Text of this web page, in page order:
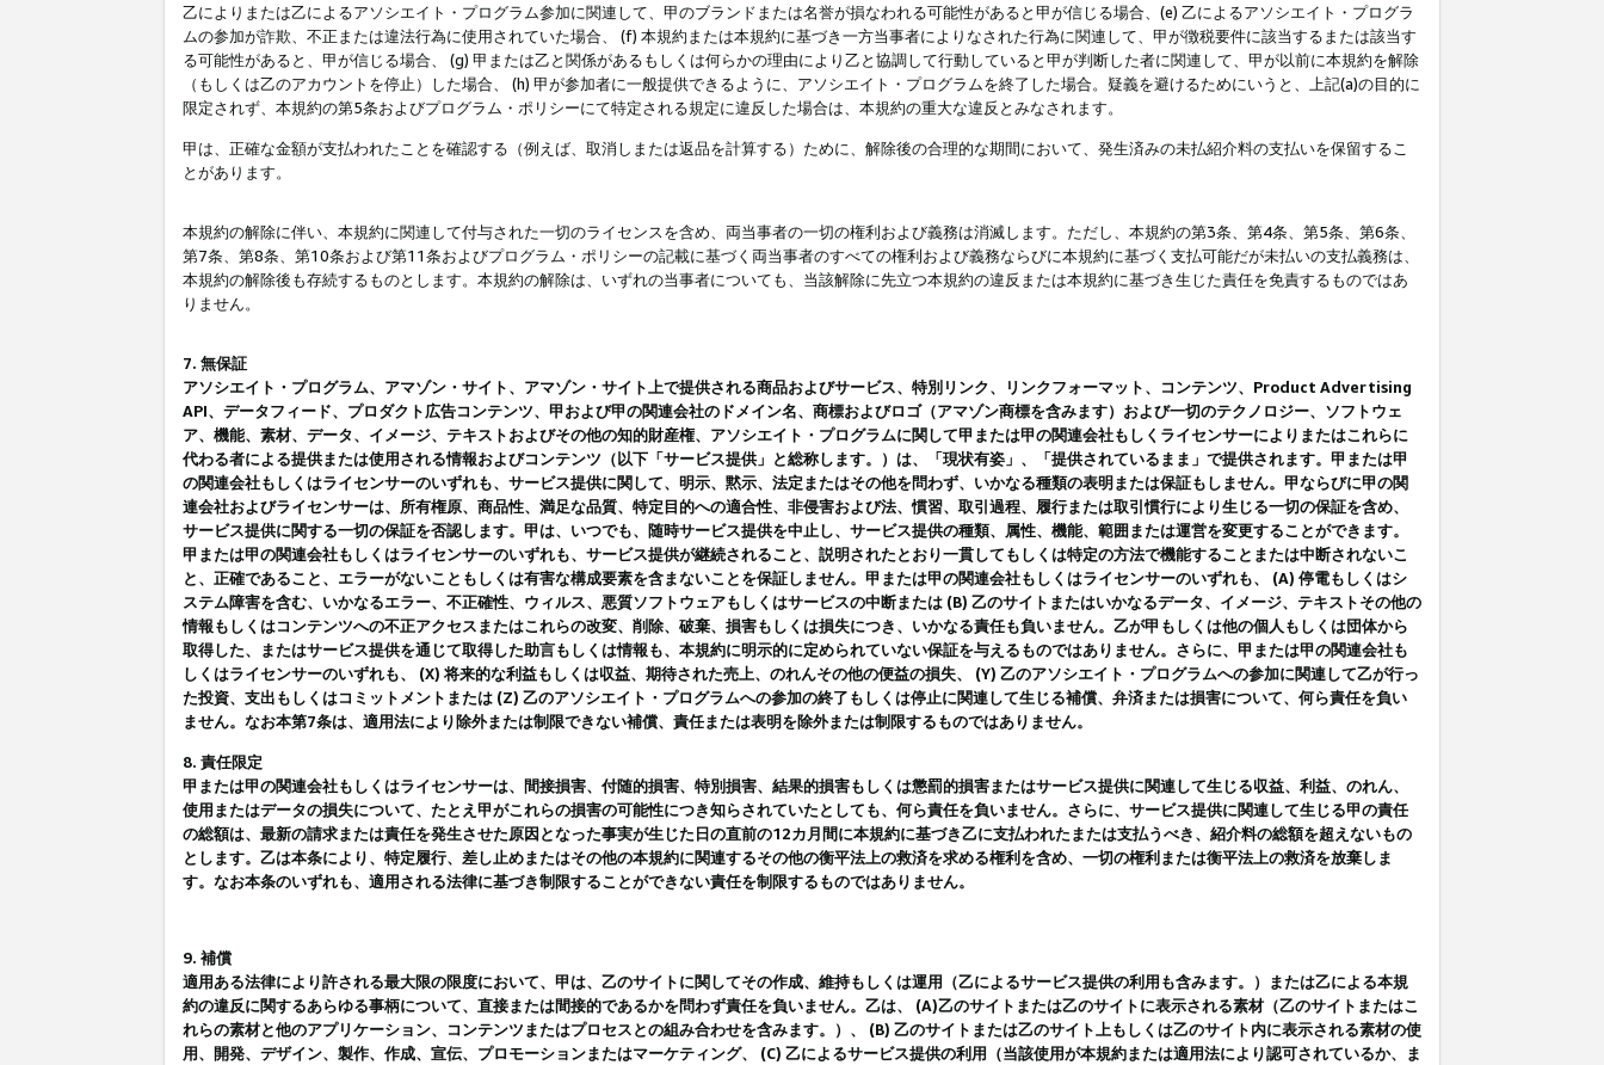
乙によりまたは乙によるアソシエイト・プログラム参加に関連して、甲のブランドまたは名誉が損なわれる可能性があると甲が信じる場合、(e) 乙によるアソシエイト・プログラ
ムの参加が詐欺、不正または違法行為に使用されていた場合、 (f) 本規約または本規約に基づき一方当事者によりなされた行為に関連して、甲が徴税要件に該当するまたは該当す
る可能性があると、甲が信じる場合、 (g) 甲または乙と関係があるもしくは何らかの理由により乙と協調して行動していると甲が判断した者に関連して、甲が以前に本規約を解除
（もしくは乙のアカウントを停止）した場合、 (h) 甲が参加者に一般提供できるように、アソシエイト・プログラムを終了した場合。疑義を避けるためにいうと、上記(a)の目的に
限定されず、本規約の第5条およびプログラム・ポリシーにて特定される規定に違反した場合は、本規約の重大な違反とみなされます。
甲は、正確な金額が支払われたことを確認する（例えば、取消しまたは返品を計算する）ために、解除後の合理的な期間において、発生済みの未払紹介料の支払いを保留するこ
とがあります。
本規約の解除に伴い、本規約に関連して付与された一切のライセンスを含め、両当事者の一切の権利および義務は消滅します。ただし、本規約の第3条、第4条、第5条、第6条、
第7条、第8条、第10条および第11条およびプログラム・ポリシーの記載に基づく両当事者のすべての権利および義務ならびに本規約に基づく支払可能だが未払いの支払義務は、
本規約の解除後も存続するものとします。本規約の解除は、いずれの当事者についても、当該解除に先立つ本規約の違反または本規約に基づき生じた責任を免責するものではあ
りません。
7. 無保証
アソシエイト・プログラム、アマゾン・サイト、アマゾン・サイト上で提供される商品およびサービス、特別リンク、リンクフォーマット、コンテンツ、Product Advertising
API、データフィード、プロダクト広告コンテンツ、甲および甲の関連会社のドメイン名、商標およびロゴ（アマゾン商標を含みます）および一切のテクノロジー、ソフトウェ
ア、機能、素材、データ、イメージ、テキストおよびその他の知的財産権、アソシエイト・プログラムに関して甲または甲の関連会社もしくライセンサーによりまたはこれらに
代わる者による提供または使用される情報およびコンテンツ（以下「サービス提供」と総称します。）は、「現状有姿」、「提供されているまま」で提供されます。甲または甲
の関連会社もしくはライセンサーのいずれも、サービス提供に関して、明示、黙示、法定またはその他を問わず、いかなる種類の表明または保証もしません。甲ならびに甲の関
連会社およびライセンサーは、所有権原、商品性、満足な品質、特定目的への適合性、非侵害および法、慣習、取引過程、履行または取引慣行により生じる一切の保証を含め、
サービス提供に関する一切の保証を否認します。甲は、いつでも、随時サービス提供を中止し、サービス提供の種類、属性、機能、範囲または運営を変更することができます。
甲または甲の関連会社もしくはライセンサーのいずれも、サービス提供が継続されること、説明されたとおり一貫してもしくは特定の方法で機能することまたは中断されないこ
と、正確であること、エラーがないこともしくは有害な構成要素を含まないことを保証しません。甲または甲の関連会社もしくはライセンサーのいずれも、 (A) 停電もしくはシ
ステム障害を含む、いかなるエラー、不正確性、ウィルス、悪質ソフトウェアもしくはサービスの中断または (B) 乙のサイトまたはいかなるデータ、イメージ、テキストその他の
情報もしくはコンテンツへの不正アクセスまたはこれらの改変、削除、破棄、損害もしくは損失につき、いかなる責任も負いません。乙が甲もしくは他の個人もしくは団体から
取得した、またはサービス提供を通じて取得した助言もしくは情報も、本規約に明示的に定められていない保証を与えるものではありません。さらに、甲または甲の関連会社も
しくはライセンサーのいずれも、 (X) 将来的な利益もしくは収益、期待された売上、のれんその他の便益の損失、 (Y) 乙のアソシエイト・プログラムへの参加に関連して乙が行っ
た投資、支出もしくはコミットメントまたは (Z) 乙のアソシエイト・プログラムへの参加の終了もしくは停止に関連して生じる補償、弁済または損害について、何ら責任を負い
ません。なお本第7条は、適用法により除外または制限できない補償、責任または表明を除外または制限するものではありません。
8. 責任限定
甲または甲の関連会社もしくはライセンサーは、間接損害、付随的損害、特別損害、結果的損害もしくは懲罰的損害またはサービス提供に関連して生じる収益、利益、のれん、
使用またはデータの損失について、たとえ甲がこれらの損害の可能性につき知らされていたとしても、何ら責任を負いません。さらに、サービス提供に関連して生じる甲の責任
の総額は、最新の請求または責任を発生させた原因となった事実が生じた日の直前の12カ月間に本規約に基づき乙に支払われたまたは支払うべき、紹介料の総額を超えないもの
とします。乙は本条により、特定履行、差し止めまたはその他の本規約に関連するその他の衡平法上の救済を求める権利を含め、一切の権利または衡平法上の救済を放棄しま
す。なお本条のいずれも、適用される法律に基づき制限することができない責任を制限するものではありません。
9. 補償
適用ある法律により許される最大限の限度において、甲は、乙のサイトに関してその作成、維持もしくは運用（乙によるサービス提供の利用も含みます。）または乙による本規
約の違反に関するあらゆる事柄について、直接または間接的であるかを問わず責任を負いません。乙は、 (A)乙のサイトまたは乙のサイトに表示される素材（乙のサイトまたはこ
れらの素材と他のアプリケーション、コンテンツまたはプロセスとの組み合わせを含みます。）、 (B) 乙のサイトまたは乙のサイト上もしくは乙のサイト内に表示される素材の使
用、開発、デザイン、製作、作成、宣伝、プロモーションまたはマーケティング、 (C) 乙によるサービス提供の利用（当該使用が本規約または適用法により認可されているか、ま